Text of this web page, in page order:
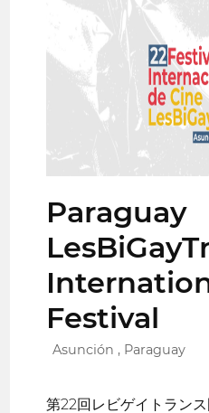
Paraguay
Festival
Asunción , Paraguay
第22回レビゲイトラン